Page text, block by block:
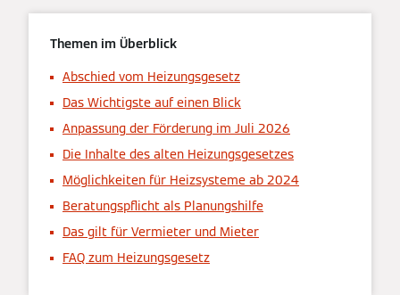
Themen im Überblick
Abschied vom Heizungsgesetz
Das Wichtigste auf einen Blick
Anpassung der Förderung im Juli 2026
Die Inhalte des alten Heizungs­gesetzes
Möglichkeiten für Heizsysteme ab 2024
Beratungspflicht als Planungshilfe
Das gilt für Vermieter und Mieter
FAQ zum Heizungsgesetz